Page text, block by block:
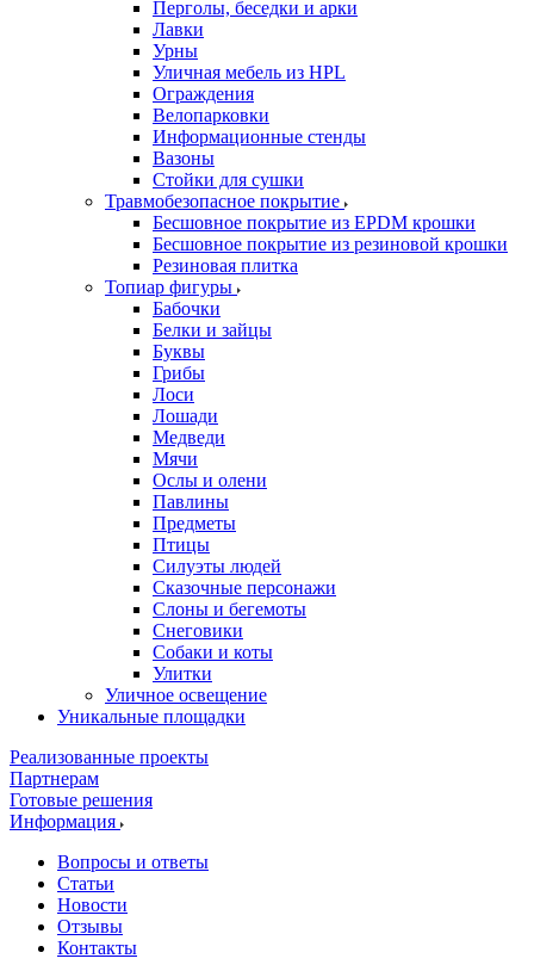
Перголы, беседки и арки
Лавки
Урны
Уличная мебель из HPL
Ограждения
Велопарковки
Информационные стенды
Вазоны
Стойки для сушки
Травмобезопасное покрытие
Бесшовное покрытие из EPDM крошки
Бесшовное покрытие из резиновой крошки
Резиновая плитка
Топиар фигуры
Бабочки
Белки и зайцы
Буквы
Грибы
Лоси
Лошади
Медведи
Мячи
Ослы и олени
Павлины
Предметы
Птицы
Силуэты людей
Сказочные персонажи
Слоны и бегемоты
Снеговики
Собаки и коты
Улитки
Уличное освещение
Уникальные площадки
Реализованные проекты
Партнерам
Готовые решения
Информация
Вопросы и ответы
Статьи
Новости
Отзывы
Контакты